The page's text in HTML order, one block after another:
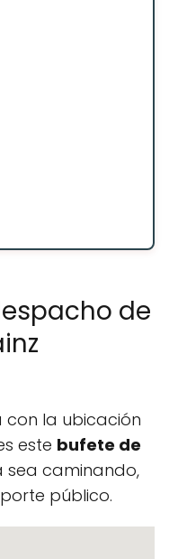
de
con la ubicación
este bufete de
sea caminando,
público.